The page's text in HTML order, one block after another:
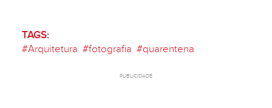
TAGS:
#Arquitetura #fotografia #quarentena
PUBLICIDADE